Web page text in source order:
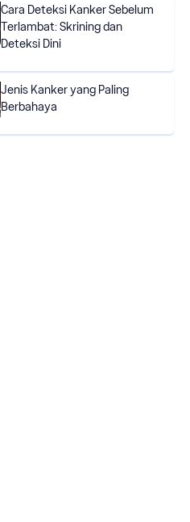
Cara Deteksi Kanker Sebelum
Terlambat: Skrining dan
Deteksi Dini
Jenis Kanker yang Paling
Berbahaya